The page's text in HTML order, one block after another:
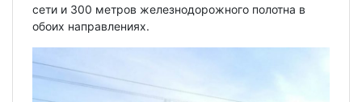
сети и 300 метров железнодорожного полотна в
обоих направлениях.